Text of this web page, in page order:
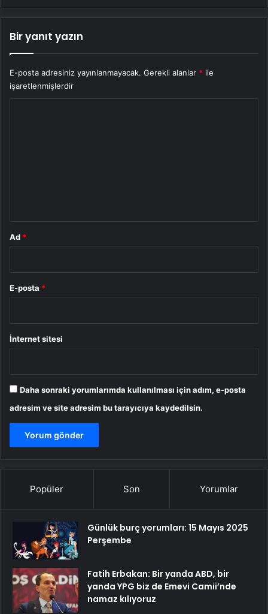
Bir yanıt yazın
E-posta adresiniz yayınlanmayacak. Gerekli alanlar * ile
işaretlenmişlerdir
Ad *
E-posta *
İnternet sitesi
Daha sonraki yorumlarımda kullanılması için adım, e-posta
adresim ve site adresim bu tarayıcıya kaydedilsin.
Popüler Son Yorumlar
Günlük burç yorumları: 15 Mayıs 2025
Perşembe
Fatih Erbakan: Bir yanda ABD, bir
yanda YPG biz de Emevi Camii’nde
namaz kılıyoruz